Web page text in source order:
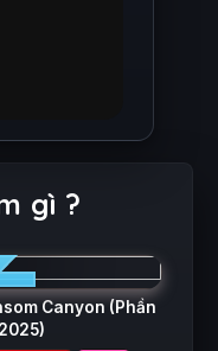
gì ?
Canyon (Phần